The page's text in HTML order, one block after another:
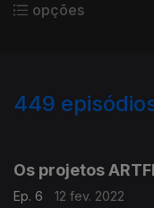
opções
449
Os projetos
Ep. 6
12 fev. 2022